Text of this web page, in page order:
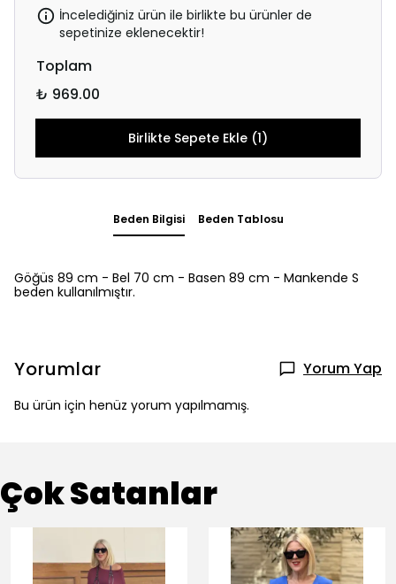
İncelediğiniz ürün ile birlikte bu ürünler de
sepetinize eklenecektir!
Toplam
₺ 969.00
Birlikte Sepete Ekle (1)
Beden Bilgisi Beden Tablosu
Göğüs 89 cm - Bel 70 cm - Basen 89 cm - Mankende S
beden kullanılmıştır.
Yorumlar Yorum Yap
Bu ürün için henüz yorum yapılmamış.
Çok Satanlar